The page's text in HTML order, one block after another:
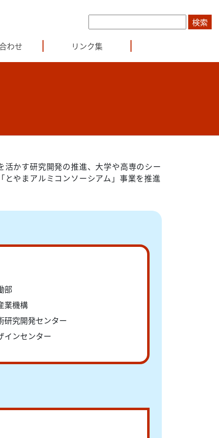
わせ リンク集
かす研究開発の推進、大学や高専のシー
やまアルミコンソーシアム」事業を推進
部
業機構
研究開発センター
インセンター